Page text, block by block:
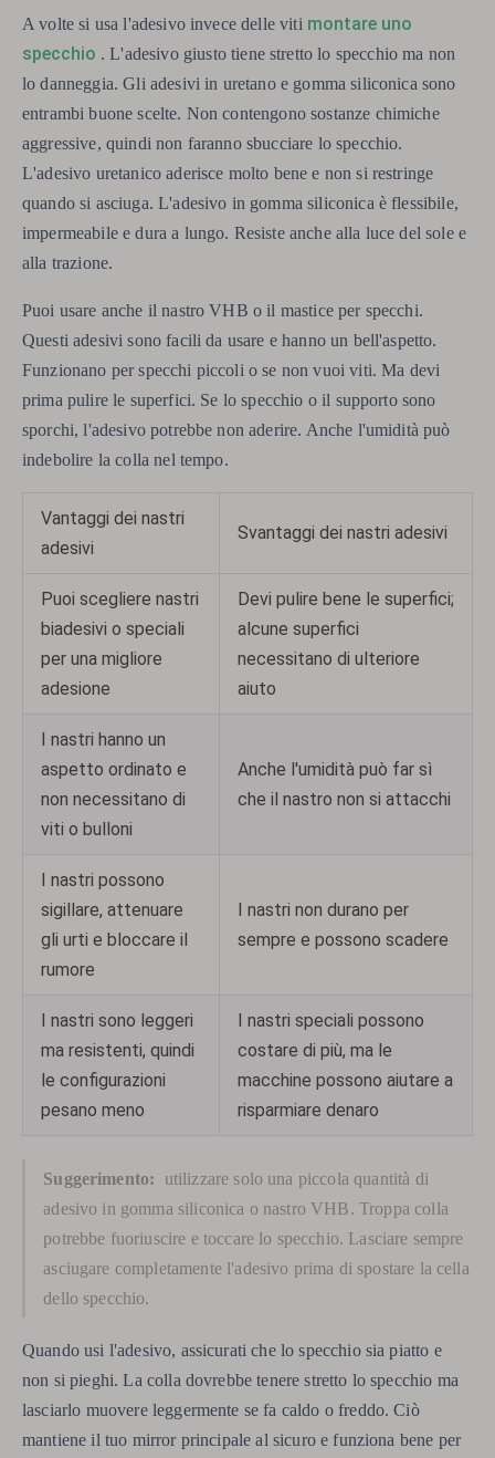
A volte si usa l'adesivo invece delle viti montare uno
specchio . L'adesivo giusto tiene stretto lo specchio ma non
lo danneggia. Gli adesivi in ​​uretano e gomma siliconica sono
entrambi buone scelte. Non contengono sostanze chimiche
aggressive, quindi non faranno sbucciare lo specchio.
L'adesivo uretanico aderisce molto bene e non si restringe
quando si asciuga. L'adesivo in gomma siliconica è flessibile,
impermeabile e dura a lungo. Resiste anche alla luce del sole e
alla trazione.
Puoi usare anche il nastro VHB o il mastice per specchi.
Questi adesivi sono facili da usare e hanno un bell'aspetto.
Funzionano per specchi piccoli o se non vuoi viti. Ma devi
prima pulire le superfici. Se lo specchio o il supporto sono
sporchi, l'adesivo potrebbe non aderire. Anche l'umidità può
indebolire la colla nel tempo.
Vantaggi dei nastri
adesivi
Svantaggi dei nastri adesivi
Puoi scegliere nastri
biadesivi o speciali
per una migliore
adesione
Devi pulire bene le superfici;
alcune superfici
necessitano di ulteriore
aiuto
I nastri hanno un
aspetto ordinato e
non necessitano di
viti o bulloni
Anche l'umidità può far sì
che il nastro non si attacchi
I nastri possono
sigillare, attenuare
gli urti e bloccare il
rumore
I nastri non durano per
sempre e possono scadere
I nastri sono leggeri
ma resistenti, quindi
le configurazioni
pesano meno
I nastri speciali possono
costare di più, ma le
macchine possono aiutare a
risparmiare denaro
Suggerimento:
utilizzare solo una piccola quantità di
adesivo in gomma siliconica o nastro VHB. Troppa colla
potrebbe fuoriuscire e toccare lo specchio. Lasciare sempre
asciugare completamente l'adesivo prima di spostare la cella
dello specchio.
Quando usi l'adesivo, assicurati che lo specchio sia piatto e
non si pieghi. La colla dovrebbe tenere stretto lo specchio ma
lasciarlo muovere leggermente se fa caldo o freddo. Ciò
mantiene il tuo mirror principale al sicuro e funziona bene per